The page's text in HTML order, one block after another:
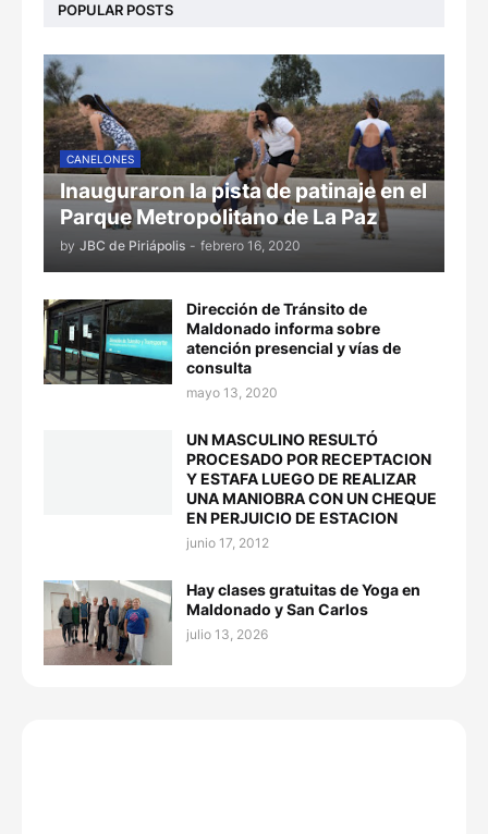
POPULAR POSTS
CANELONES
Inauguraron la pista de patinaje en el
Parque Metropolitano de La Paz
by JBC de Piriápolis - febrero 16, 2020
Dirección de Tránsito de
Maldonado informa sobre
atención presencial y vías de
consulta
mayo 13, 2020
UN MASCULINO RESULTÓ
PROCESADO POR RECEPTACION
Y ESTAFA LUEGO DE REALIZAR
UNA MANIOBRA CON UN CHEQUE
EN PERJUICIO DE ESTACION
junio 17, 2012
Hay clases gratuitas de Yoga en
Maldonado y San Carlos
julio 13, 2026